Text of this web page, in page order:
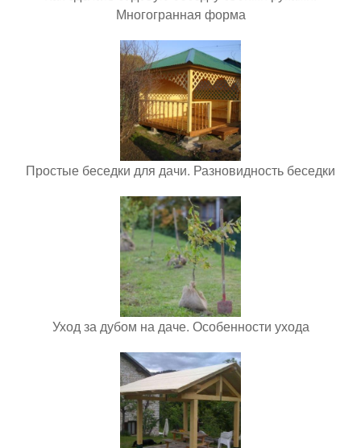
Многогранная форма
Простые беседки для дачи. Разновидность беседки
Уход за дубом на даче. Особенности ухода